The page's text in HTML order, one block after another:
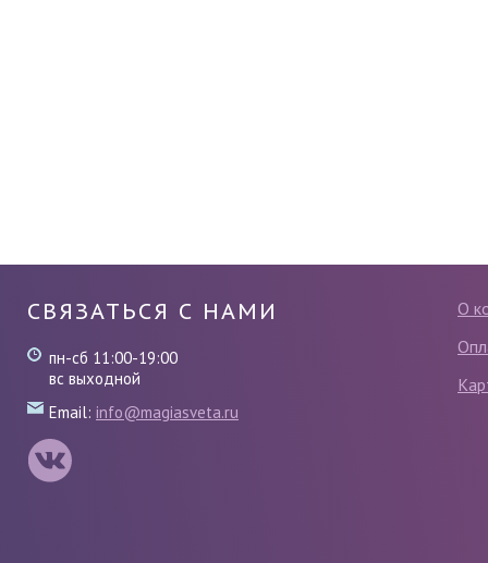
О
СВЯЗАТЬСЯ С НАМИ
пн-сб 11:00-19:00
вс выходной
Email: info@magiasveta.ru